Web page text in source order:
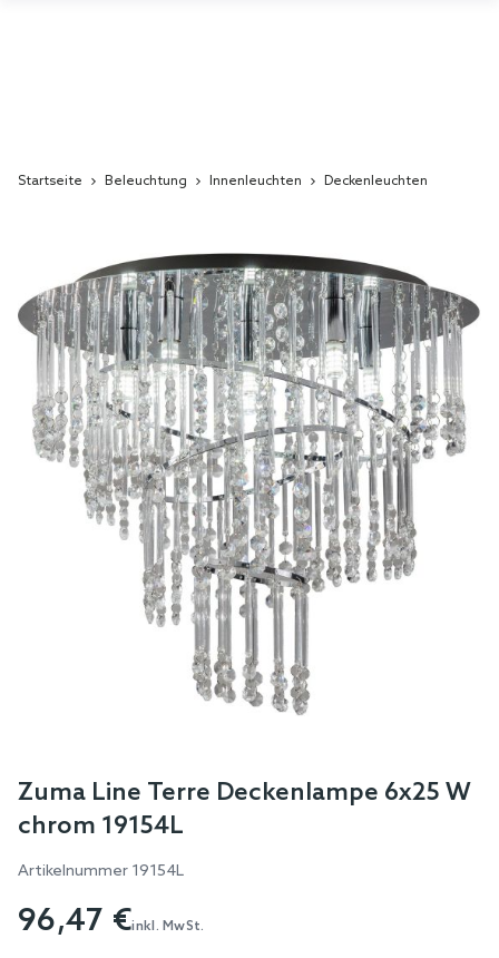
Startseite Beleuchtung Innenleuchten Deckenleuchten
to
the
end
the
images
gallery
Skip
to
beginning
the
Zuma Line Terre Deckenlampe 6x25 W
chrom 19154L
Artikelnummer 19154L
96,47 €inkl. MwSt.